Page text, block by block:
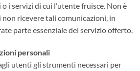
i servizi di cui l’utente fruisce. Non è
ricevere tali comunicazioni, in
parte essenziale del servizio offerto.
personali
utenti gli strumenti necessari per